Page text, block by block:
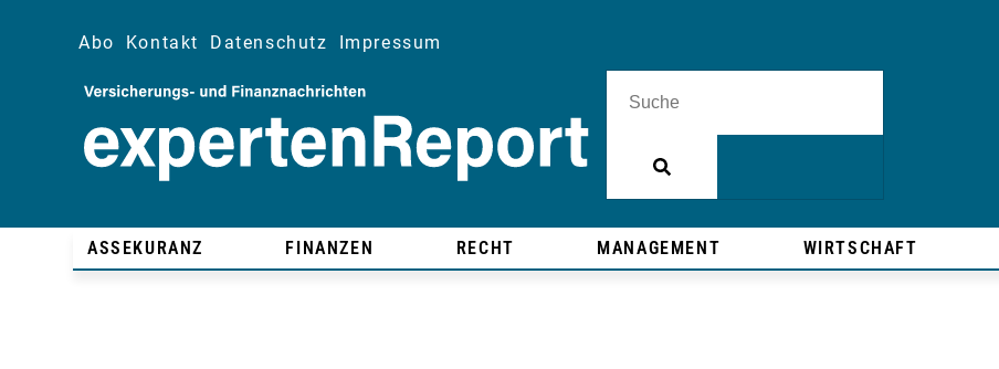
Abo Kontakt Datenschutz Impressum
ASSEKURANZ FINANZEN RECHT MANAGEMENT WIRTSCHAFT